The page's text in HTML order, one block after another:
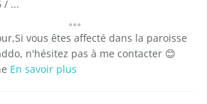
/ ...
vous êtes affecté dans la paroisse
n'hésitez pas à me contacter 😊
En savoir plus